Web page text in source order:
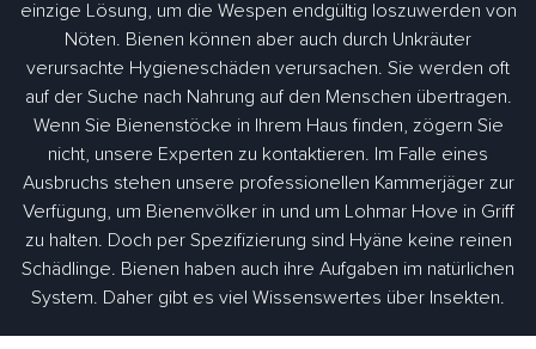
einzige Lösung, um die Wespen endgültig loszuwerden von
Nöten. Bienen können aber auch durch Unkräuter
verursachte Hygieneschäden verursachen. Sie werden oft
auf der Suche nach Nahrung auf den Menschen übertragen.
Wenn Sie Bienenstöcke in Ihrem Haus finden, zögern Sie
nicht, unsere Experten zu kontaktieren. Im Falle eines
Ausbruchs stehen unsere professionellen Kammerjäger zur
Verfügung, um Bienenvölker in und um Lohmar Hove in Griff
zu halten. Doch per Spezifizierung sind Hyäne keine reinen
Schädlinge. Bienen haben auch ihre Aufgaben im natürlichen
System. Daher gibt es viel Wissenswertes über Insekten.